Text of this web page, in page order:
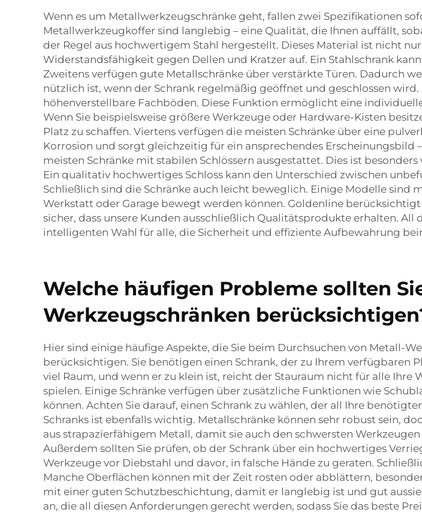
Wenn es um Metallwerkzeugschränke geht, fallen zwei Spezifikationen
Metallwerkzeugkoffer sind langlebig – eine Qualität, die Ihnen auffällt,
der Regel aus hochwertigem Stahl hergestellt. Dieses Material ist nicht
Widerstandsfähigkeit gegen Dellen und Kratzer auf. Ein Stahlschrank
Zweitens verfügen gute Metallschränke über verstärkte Türen. Dadurch
nützlich ist, wenn der Schrank regelmäßig geöffnet und geschlossen
höhenverstellbare Fachböden. Diese Funktion ermöglicht eine
Wenn Sie beispielsweise größere Werkzeuge oder Hardware-Kisten
Platz zu schaffen. Viertens verfügen die meisten Schränke über eine
Korrosion und sorgt gleichzeitig für ein ansprechendes
meisten Schränke mit stabilen Schlössern ausgestattet. Dies ist
Ein qualitativ hochwertiges Schloss kann den Unterschied zwischen
Schließlich sind die Schränke auch leicht beweglich. Einige Modelle
Werkstatt oder Garage bewegt werden können. Goldenline
sicher, dass unsere Kunden ausschließlich Qualitätsprodukte erhalten.
intelligenten Wahl für alle, die Sicherheit und effiziente Aufbewahrung
Welche häufigen Probleme sollten
Werkzeugschränken
Hier sind einige häufige Aspekte, die Sie beim Durchsuchen von Metall-
berücksichtigen. Sie benötigen einen Schrank, der zu Ihrem verfügbaren
viel Raum, und wenn er zu klein ist, reicht der Stauraum nicht für alle Ihre
spielen. Einige Schränke verfügen über zusätzliche Funktionen wie
können. Achten Sie darauf, einen Schrank zu wählen, der all Ihre
Schranks ist ebenfalls wichtig. Metallschränke können sehr robust sein,
aus strapazierfähigem Metall, damit sie auch den schwersten
Außerdem sollten Sie prüfen, ob der Schrank über ein hochwertiges
Werkzeuge vor Diebstahl und davor, in falsche Hände zu geraten.
Manche Oberflächen können mit der Zeit rosten oder abblättern,
mit einer guten Schutzbeschichtung, damit er langlebig ist und gut
an, die all diesen Anforderungen gerecht werden, sodass Sie das beste